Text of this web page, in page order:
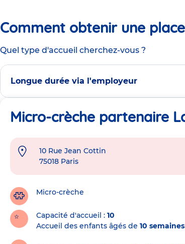
Comment obtenir une
Quel type d'accueil cherchez-vous ?
Longue durée via l'employeur
Micro-crèche partenaire
Adresse
crèche
10 Rue Jean Cottin
75018 Paris
Micro-crèche
Capacité d'accueil
10
Accueil des enfants âgés de 10